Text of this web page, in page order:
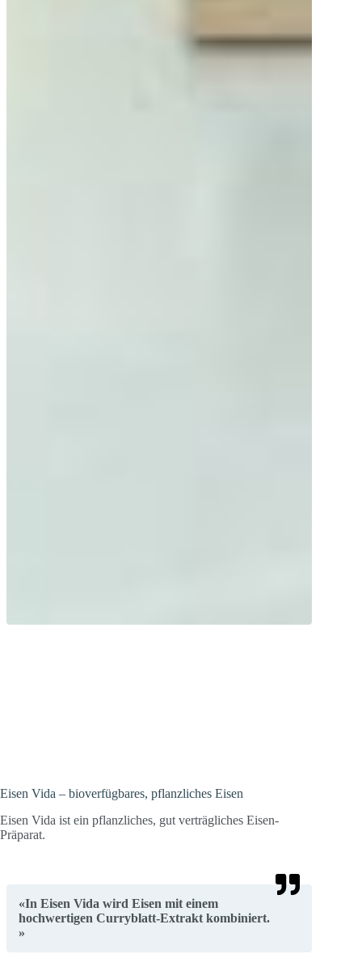
Eisen Vida – bioverfügbares, pflanzliches Eisen
Eisen Vida ist ein pflanzliches, gut verträgliches Eisen-
Präparat.
«In Eisen Vida wird Eisen mit einem
hochwertigen Curryblatt-Extrakt kombiniert.
»